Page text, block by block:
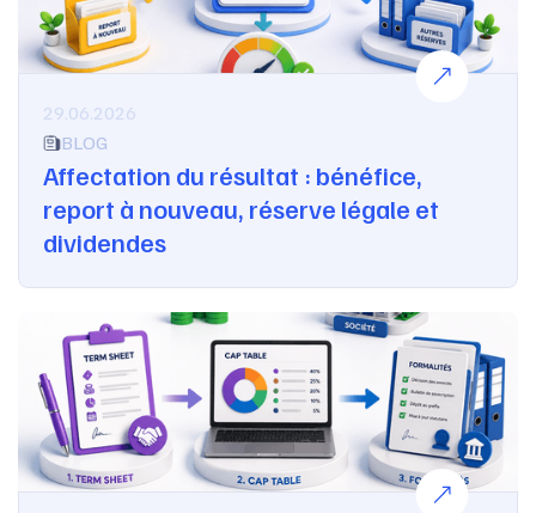
29.06.2026
BLOG
Affectation du résultat : bénéfice,
report à nouveau, réserve légale et
dividendes